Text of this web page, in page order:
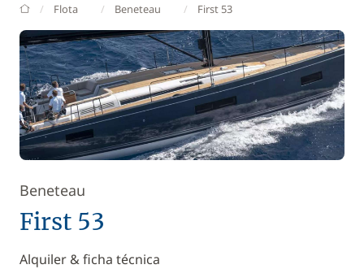
GlobeSailor
Flota Beneteau First 53
Beneteau
First 53
Alquiler & ficha técnica